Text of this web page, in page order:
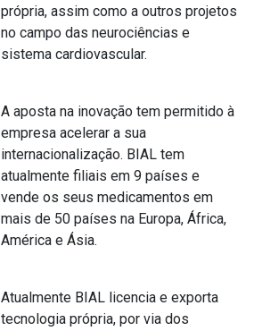
própria, assim como a outros projetos
no campo das neurociências e
sistema cardiovascular.
A aposta na inovação tem permitido à
empresa acelerar a sua
internacionalização. BIAL tem
atualmente filiais em 9 países e
vende os seus medicamentos em
mais de 50 países na Europa, África,
América e Ásia.
Atualmente BIAL licencia e exporta
tecnologia própria, por via dos